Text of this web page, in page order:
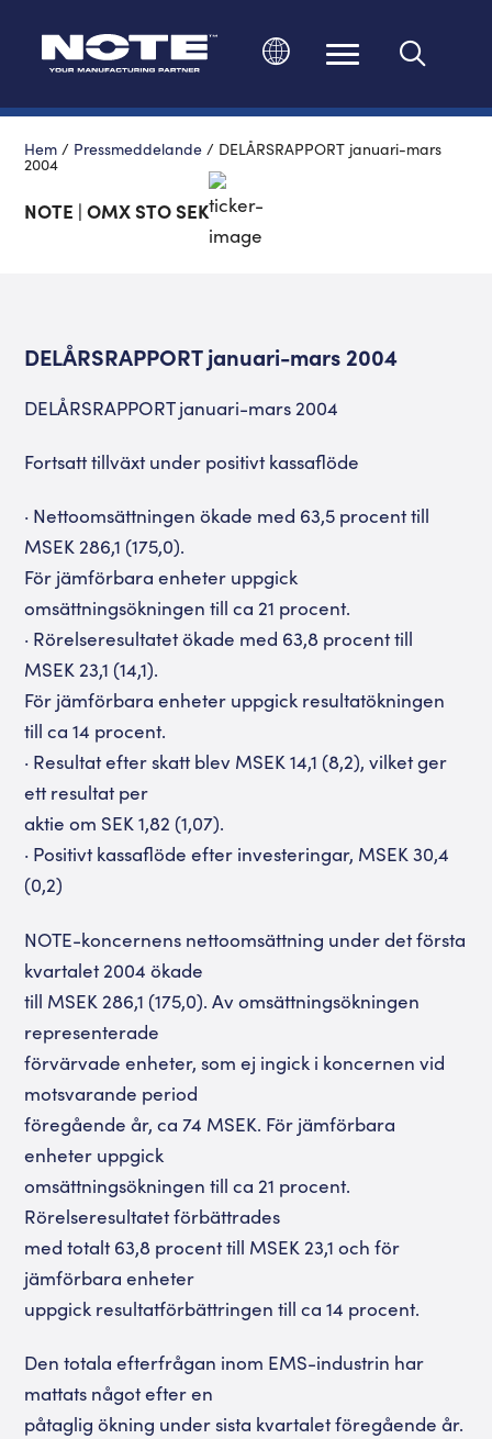
Hem / Pressmeddelande / DELÅRSRAPPORT januari-mars
2004
NOTE | OMX STO SEK
DELÅRSRAPPORT januari-mars 2004
DELÅRSRAPPORT januari-mars 2004
Fortsatt tillväxt under positivt kassaflöde
· Nettoomsättningen ökade med 63,5 procent till
MSEK 286,1 (175,0).
För jämförbara enheter uppgick
omsättningsökningen till ca 21 procent.
· Rörelseresultatet ökade med 63,8 procent till
MSEK 23,1 (14,1).
För jämförbara enheter uppgick resultatökningen
till ca 14 procent.
· Resultat efter skatt blev MSEK 14,1 (8,2), vilket ger
ett resultat per
aktie om SEK 1,82 (1,07).
· Positivt kassaflöde efter investeringar, MSEK 30,4
(0,2)
NOTE-koncernens nettoomsättning under det första
kvartalet 2004 ökade
till MSEK 286,1 (175,0). Av omsättningsökningen
representerade
förvärvade enheter, som ej ingick i koncernen vid
motsvarande period
föregående år, ca 74 MSEK. För jämförbara
enheter uppgick
omsättningsökningen till ca 21 procent.
Rörelseresultatet förbättrades
med totalt 63,8 procent till MSEK 23,1 och för
jämförbara enheter
uppgick resultatförbättringen till ca 14 procent.
Den totala efterfrågan inom EMS-industrin har
mattats något efter en
påtaglig ökning under sista kvartalet föregående år.